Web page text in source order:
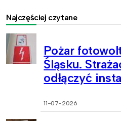
Najczęściej czytane
Pożar
Śląsku.
odłączyć
11-07-2026